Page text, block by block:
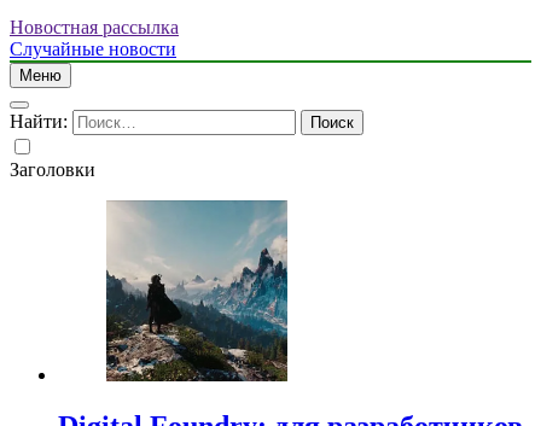
Новостная рассылка
Случайные новости
Меню
Найти:
Заголовки